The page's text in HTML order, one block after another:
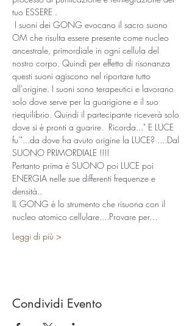
tuo ESSERE .
I suoni dei GONG evocano il sacro suono
OM che risulta essere presente come nucleo
ancestrale, primordiale in ogni cellula del
nostro corpo. Quindi per effetto di risonanza
questi suoni agiscono nel riportare tutto
all'origine. I suoni sono terapeutici e lavorano
solo dove serve per la guarigione e il suo
riequilibrio. Quindi il partecipante riceverà solo
dove si è pronti a guarire.  Ricorda..." E LUCE
fu'"...da dove ha avuto origine la LUCE? ....Dal
SUONO PRIMORDIALE !!!!
Pertanto prima è SUONO poi LUCE poi
ENERGIA nelle sue differenti frequenze e
densità..
IL GONG è lo strumento che risuona con il
nucleo atomico cellulare....Provare per…
Leggi di più >
Condividi Evento